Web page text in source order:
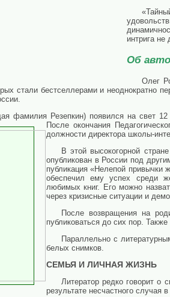
интрига не
Об
Олег
стали бестселлерами и неоднократно
фамилия Резепкин) появился на свет
После окончания
должности директора школы-
В этой высокогорной
опубликован в России под
публикация «Нелепой привычки
обеспечил ему успех среди
любимых книг. Его можно
через кризисные ситуации и
После возвращения на
публиковаться до сих пор.
Параллельно с
белых снимков.
СЕМЬЯ И ЛИЧНАЯ ЖИЗНЬ
Литератор редко говорит о
результате несчастного случая